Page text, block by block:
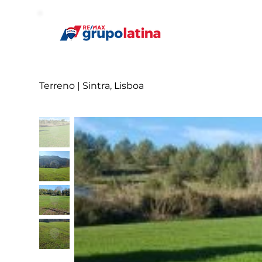
Terreno | Sintra, Lisboa